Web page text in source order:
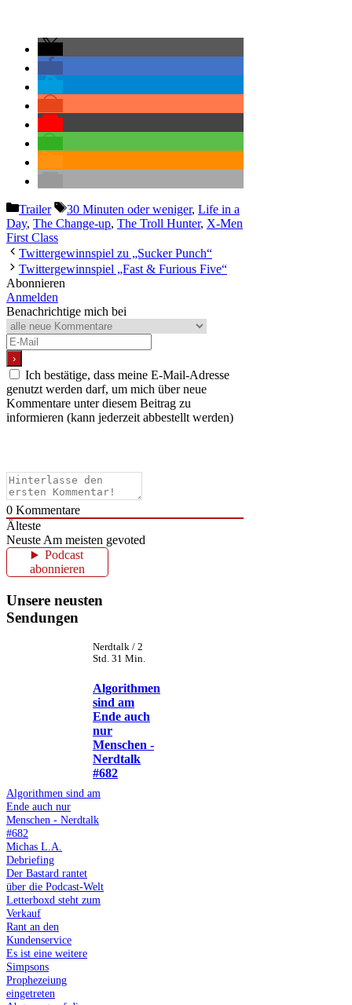
Kategorien
Trailer Schlagwörter
30 Minuten oder weniger, Life in a
Day, The Change-up, The Troll Hunter, X-Men
First Class
Twittergewinnspiel zu „Sucker Punch“
Twittergewinnspiel „Fast & Furious Five“
Abonnieren
Anmelden
Benachrichtige mich bei
Ich bestätige, dass meine E-Mail-Adresse
genutzt werden darf, um mich über neue
Kommentare unter diesem Beitrag zu
informieren (kann jederzeit abbestellt werden)
0 Kommentare
Älteste
Neuste Am meisten gevoted
Podcast
abonnieren
Unsere neusten
Sendungen
Nerdtalk / 2
Std. 31 Min.
Algorithmen
sind am
Ende auch
nur
Menschen -
Nerdtalk
#682
Algorithmen sind am
Ende auch nur
Menschen - Nerdtalk
#682
Michas L.A.
Debriefing
Der Bastard rantet
über die Podcast-Welt
Letterboxd steht zum
Verkauf
Rant an den
Kundenservice
Es ist eine weitere
Simpsons
Prophezeiung
eingetreten